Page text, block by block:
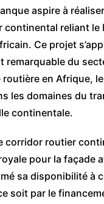
aspire à
continental reliant le
Ce projet
remarquable du
routière en Afrique,
les domaines du
continentale.
corridor routier
pour la façade
sa disponibilité à
soit par le